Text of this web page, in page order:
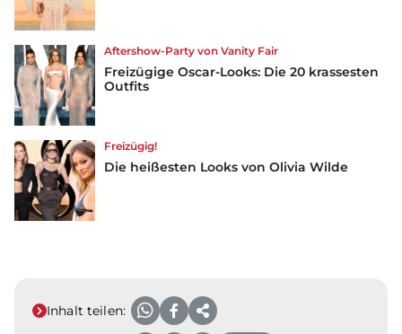
Aftershow-Party von Vanity Fair
Freizügige Oscar-Looks: Die 20 krassesten
Outfits
Freizügig!
Die heißesten Looks von Olivia Wilde
Inhalt teilen: